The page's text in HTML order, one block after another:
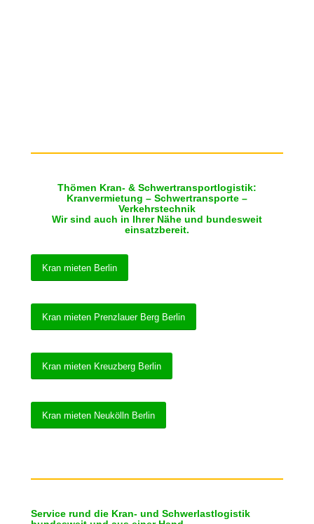
Thömen Kran- & Schwertransportlogistik:
Kranvermietung – Schwertransporte –
Verkehrstechnik
Wir sind auch in Ihrer Nähe und bundesweit
einsatzbereit.
Kran mieten Berlin
Kran mieten Prenzlauer Berg Berlin
Kran mieten Kreuzberg Berlin
Kran mieten Neukölln Berlin
Service rund die Kran- und Schwerlastlogistik